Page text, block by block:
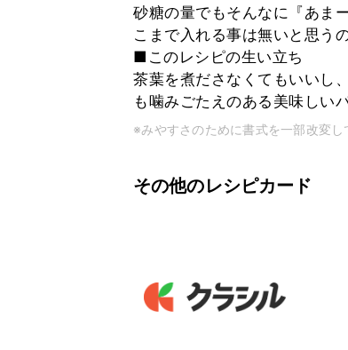
砂糖の量でもそんなに『あま
こまで入れる事は無いと思う
■このレシピの生い立ち
茶葉を煮ださなくてもいい
も噛みごたえのある美味しい
※みやすさのために書式を一部改変し
その他のレシピカード